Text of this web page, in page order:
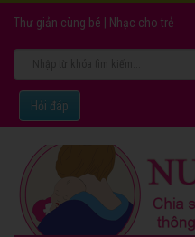
Thư giản cùng bé Nhạc cho trẻ
Hỏi đáp